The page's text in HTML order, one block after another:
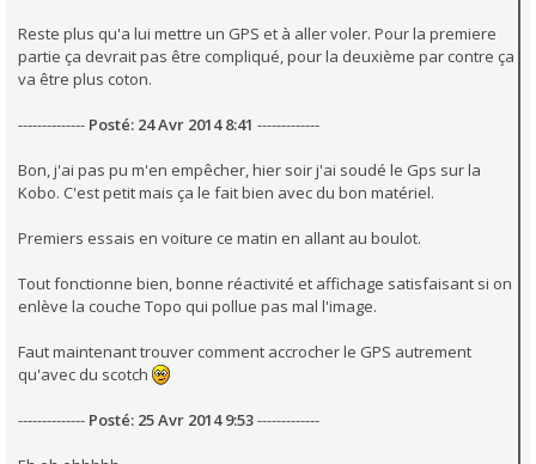
Reste plus qu'a lui mettre un GPS et à aller voler. Pour la premiere
partie ça devrait pas être compliqué, pour la deuxième par contre ça
va être plus coton.
-------------- Posté: 24 Avr 2014 8:41 -------------
Bon, j'ai pas pu m'en empêcher, hier soir j'ai soudé le Gps sur la
Kobo. C'est petit mais ça le fait bien avec du bon matériel.
Premiers essais en voiture ce matin en allant au boulot.
Tout fonctionne bien, bonne réactivité et affichage satisfaisant si on
enlève la couche Topo qui pollue pas mal l'image.
Faut maintenant trouver comment accrocher le GPS autrement
qu'avec du scotch
-------------- Posté: 25 Avr 2014 9:53-------------